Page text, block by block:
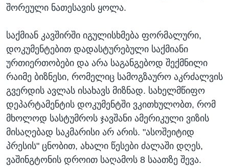
შორეული ნათესავის ყოლა.
საქმიან კავშირში იგულისხმება ფორმალური,
დოკუმენტებით დადასტურებული საქმიანი
ურთიერთობები და არა საგანგებოდ შექმნილი
რაიმე ბიზნესი, რომელიც სამოგზაურო აკრძალვის
გვერდის ავლას ისახავს მიზნად. სახელმწიფო
დეპარტამენტის დოკუმენტში ვკითხულობთ, რომ
მხოლოდ სასტუმროს ჯავშანი ამერიკული ვიზის
მისაღებად საკმარისი არ არის. "ასოშეიტიდ
პრესის" ცნობით, ახალი წესები ძალაში დღეს,
ვაშინგტონის დროით საღამოს 8 საათზე შევა.